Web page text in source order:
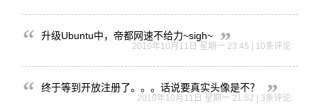
升级Ubuntu中， 帝都网速不给力~sigh~
2010年10月11日 星期一 23:45 | 10条评论
终于等到开放注册了。 。。话说要真实头像是不？
2010年10月11日 星期一 21:52 | 3条评论